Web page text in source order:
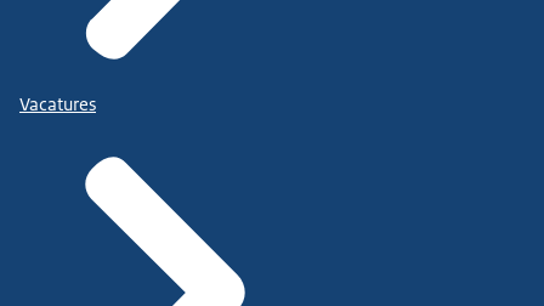
Vacatures